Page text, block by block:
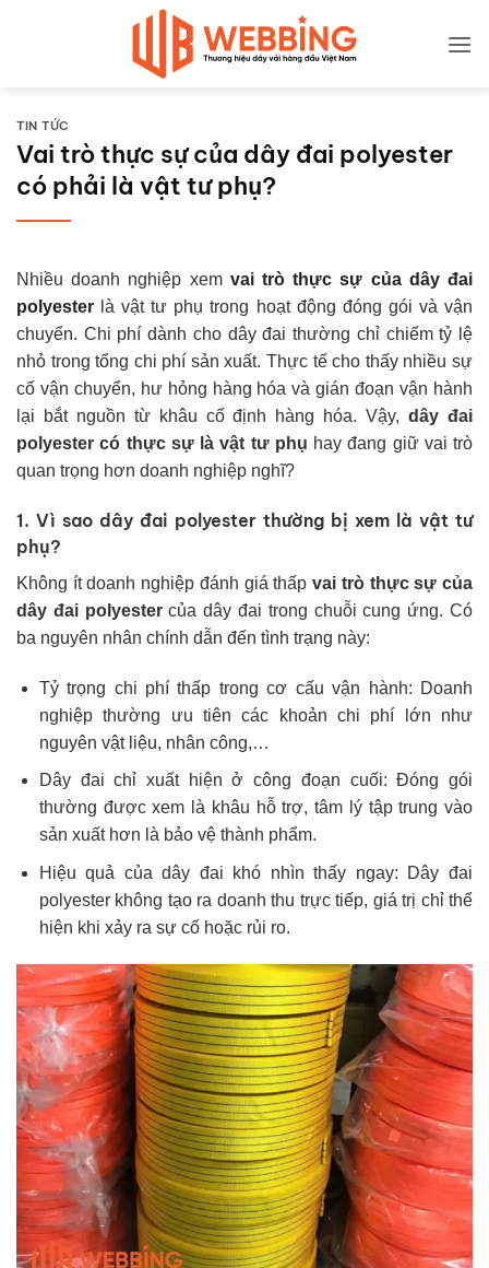
TIN TỨC
Vai trò thực sự của dây đai polyester
có phải là vật tư phụ?
Nhiều doanh nghiệp xem vai trò thực sự của dây đai
polyester là vật tư phụ trong hoạt động đóng gói và vận
chuyển. Chi phí dành cho dây đai thường chỉ chiếm tỷ lệ
nhỏ trong tổng chi phí sản xuất. Thực tế cho thấy nhiều sự
cố vận chuyển, hư hỏng hàng hóa và gián đoạn vận hành
lại bắt nguồn từ khâu cố định hàng hóa. Vậy,dây đai
polyester có thực sự là vật tư phụ hay đang giữ vai trò
quan trọng hơn doanh nghiệp nghĩ?
1. Vì sao dây đai polyester thường bị xem là vật tư
phụ?
Không ít doanh nghiệp đánh giá thấpvai trò thực sự của
dây đai polyestercủa dây đai trong chuỗi cung ứng. Có
ba nguyên nhân chính dẫn đến tình trạng này:
Tỷ trọng chi phí thấp trong cơ cấu vận hành: Doanh
nghiệp thường ưu tiên các khoản chi phí lớn như
nguyên vật liệu, nhân công,…
Dây đai chỉ xuất hiện ở công đoạn cuối: Đóng gói
thường được xem là khâu hỗ trợ, tâm lý tập trung vào
sản xuất hơn là bảo vệ thành phẩm.
Hiệu quả của dây đai khó nhìn thấy ngay: Dây đai
polyester không tạo ra doanh thu trực tiếp, giá trị chỉ thể
hiện khi xảy ra sự cố hoặc rủi ro.